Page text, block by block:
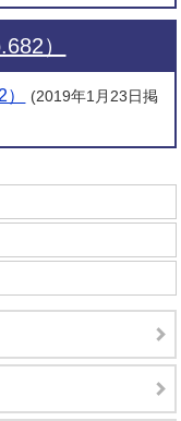
）
(2019年1月23日掲